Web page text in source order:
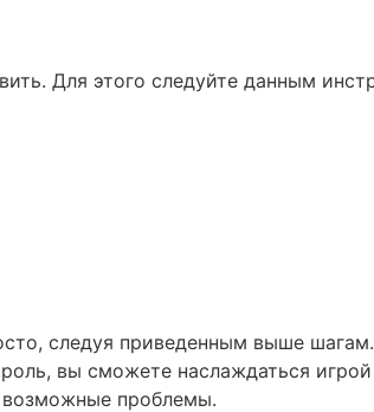
Для этого следуйте данным
следуя приведенным выше
вы сможете наслаждаться
возможные проблемы.